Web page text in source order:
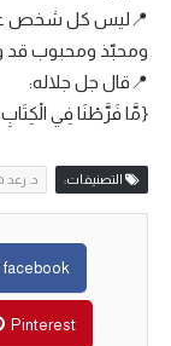
📍ليس كل شخص
ومحبّذ ومحبوب قد
📍قال جل جلاله:
{مَّا فَرَّطْنَا فِي
التصنيفات: د. رعد
facebook
Pinterest